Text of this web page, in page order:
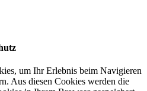
um Ihr Erlebnis beim Navigieren
Aus diesen Cookies werden die